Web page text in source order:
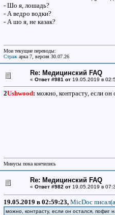
- Шо я, лошадь?
- А ведро водки?
- А шо я, не казак?
Мои текущие переводы:
Стражарка 7, версия 30.07.26
Re: Медицинский FAQ
« Ответ #981 от19.05.2019 в
2Ushwood: можно, контрасту, если он
Минусы пока кончились
Re: Медицинский FAQ
« Ответ #982 от19.05.2019 в
19.05.2019 в 02:59:23, MicDoc
можно, контрасту, если он остался, пофиг